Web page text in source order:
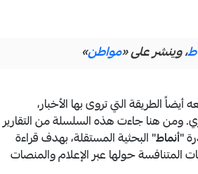
، وينشر على «مواطن»
الطريقة التي تروى بها الأخبار،
ومن هنا جاءت هذه السلسلة من التقارير
"أنماط" البحثية المستقلة، بهدف قراءة
المتنافسة حولها عبر الإعلام والمنصات